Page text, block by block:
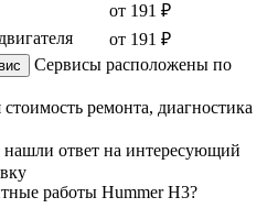
от 191 ₽
от 191 ₽
Сервисы расположены по
стоимость ремонта, диагностика
ответ на интересующий
работы Hummer H3?